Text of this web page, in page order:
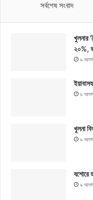
সর্বশেষ সংবাদ
খুলনার
২০%,
৯
৯
খুলনা
৯
যশোরে
৯